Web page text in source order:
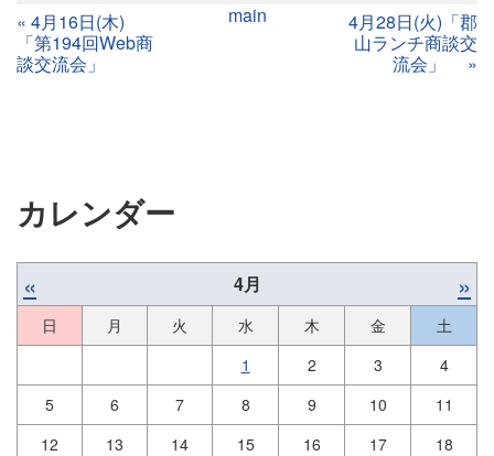
« 4月16日(木)
「第194回Web商
談交流会」
main
4月28日(火)「郡
山ランチ商談交
流会」
»
カレンダー
« 4月 »
日 月 火 水 木 金
土
1
2 3
4
5
6 7 8 9 10
11
12
13 14 15 16 17
18